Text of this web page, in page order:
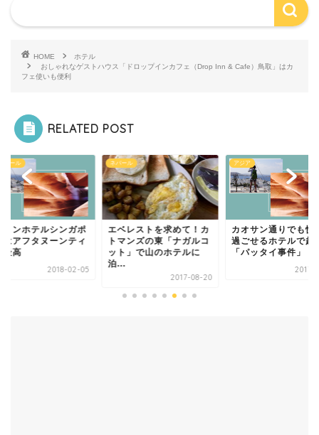
HOME
ホテル
おしゃれなゲストハウス「ドロップインカフェ（Drop Inn & Cafe）鳥取」はカ
フェ使いも便利
RELATED POST
ポール
トンホテルシンガポ
はアフタヌーンティ
最高
2018-02-05
ネパール
エベレストを求めて！カ
トマンズの東「ナガルコ
ット」で山のホテルに
泊...
2017-08-20
アジア
カオサン通りでも快
過ごせるホテルで起
「パッタイ事件」
2017-